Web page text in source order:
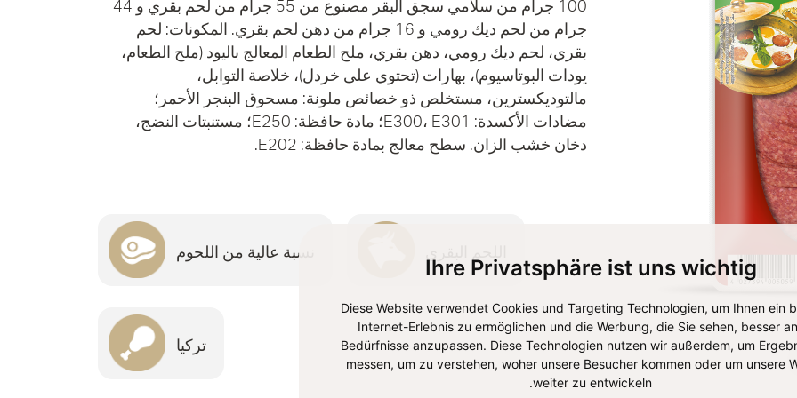
Ihre Privatsphäre ist uns wichtig
Diese Website verwendet Cookies und Targeting Technologien, um Ihnen ein
Internet-Erlebnis zu ermöglichen und die Werbung, die Sie sehen, besser
Bedürfnisse anzupassen. Diese Technologien nutzen wir außerdem, um
messen, um zu verstehen, woher unsere Besucher kommen oder um unsere
weiter zu entwickeln.
100 جرام من سلامي سجق البقر مصنوع من 55 جرام من لحم بقري و 44
جرام من لحم ديك رومي و 16 جرام من دهن لحم بقري. المكونات: لحم
بقري، لحم ديك رومي، دهن بقري، ملح الطعام المعالج باليود (ملح الطعام،
يودات البوتاسيوم)، بهارات (تحتوي على خردل)، خلاصة التوابل،
مالتوديكسترين، مستخلص ذو خصائص ملونة: مسحوق البنجر الأحمر؛
مضادات الأكسدة: E300، E301؛ مادة حافظة: E250؛ مستنبتات النضج،
دخان خشب الزان. سطح معالج بمادة حافظة: E202.
نسبة عالية من اللحوم
تركيا